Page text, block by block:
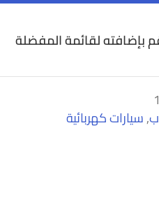
بإضافته لقائمة المفضلة
,سيارات كهربائية